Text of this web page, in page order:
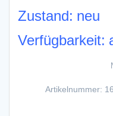
Zustand: neu
Verfügbarkeit:
Artikelnummer: